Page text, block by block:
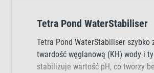
Tetra Pond WaterStabiliser
Tetra Pond WaterStabiliser szybko
twardość węglanową (KH) wody i
stabilizuje wartość pH, co tworzy